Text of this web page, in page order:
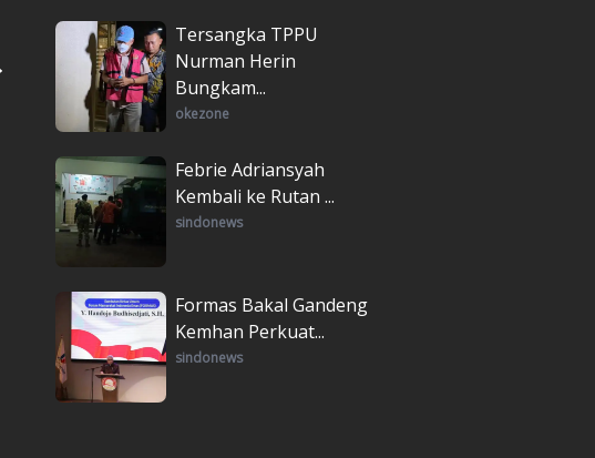
Tersangka TPPU
Nurman Herin
Bungkam...
okezone
Febrie Adriansyah
Kembali ke Rutan ...
sindonews
Formas Bakal Gandeng
Kemhan Perkuat...
sindonews